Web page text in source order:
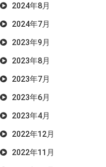
2024年8月
2024年7月
2023年9月
2023年8月
2023年7月
2023年6月
2023年4月
2022年12月
2022年11月